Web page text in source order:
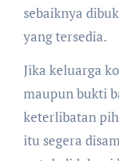
sebaiknya
yang tersedia.
Jika keluarga
maupun bukti
keterlibatan
itu segera